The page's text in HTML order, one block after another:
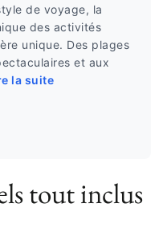
de voyage, la
des activités
unique. Des plages
et aux
la suite
tout inclus